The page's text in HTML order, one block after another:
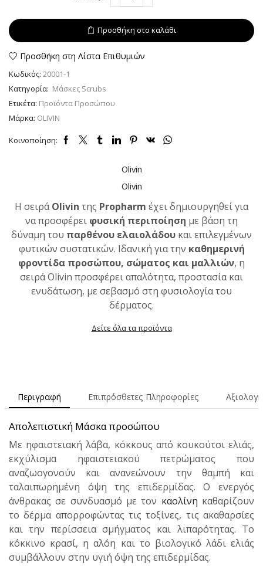
Απολεπιστική
Μάσκα
με
λάβα
και
ενεργό
ποσότητα
Προσθήκη στο καλάθι
Προσθήκη στη Λίστα Επιθυμιών
Κωδικός: 20001-1
Κατηγορία: Μάσκες Scrubs
Ετικέτα: Προϊόντα Προσώπου
Μάρκα: OLIVIN
Κοινοποίηση:
Olivin
Olivin
Η σειράOlivin της Propharm έχει δημιουργηθεί για
να προσφέρει φυσική περιποίηση με βάση τη
δύναμη του παρθένου ελαιολάδου και επιλεγμένων
φυτικών συστατικών. Ιδανική για την καθημερινή
φροντίδα προσώπου, σώματος και μαλλιών, η
σειρά Olivin προσφέρει απαλότητα, προστασία και
ενυδάτωση, με σεβασμό στη φυσιολογία του
δέρματος.
Δείτε όλα τα προϊόντα
Περιγραφή Επιπρόσθετες Πληροφορίες
Απολεπιστική Μάσκα προσώπου
Με ηφαιστειακή λάβα, κόκκους από κουκούτσι ελιάς,
εκχύλισμα ηφαιστειακού πετρώματος που
αναζωογονούν και ανανεώνουν την θαμπή και
ταλαιπωρημένη όψη της επιδερμίδας. Ο ενεργός
άνθρακας σε συνδυασμό με τον καολίνη καθαρίζουν
το δέρμα απορροφώντας τις τοξίνες, τις ακαθαρσίες
και την περίσσεια σμήγματος και λιπαρότητας. Το
κόκκινο κρασί, η αλόη και το βιολογικό λάδι ελιάς
συμβάλλουν στην υγιή όψη της επιδερμίδας.